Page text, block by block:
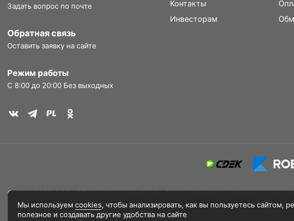
Задать вопрос по почте
Обратная связь
Оставить заявку на сайте
Режим работы
С 8:00 до 20:00 Без выходных
Контакты
Инвесторам
© 2023-2026. ООО «ВТМ», официальный сайт. Сайт v-tormarket.ru использует куки-
пользовательский опыт, анализировать использование наших продуктов и услуг,
пользовательские данные обрабатывались, пожалуйста, ограничьте их
Мы используем cookies, чтобы анализировать, как вы пользуетесь сайтом,
полезное и создавать другие удобства на сайте